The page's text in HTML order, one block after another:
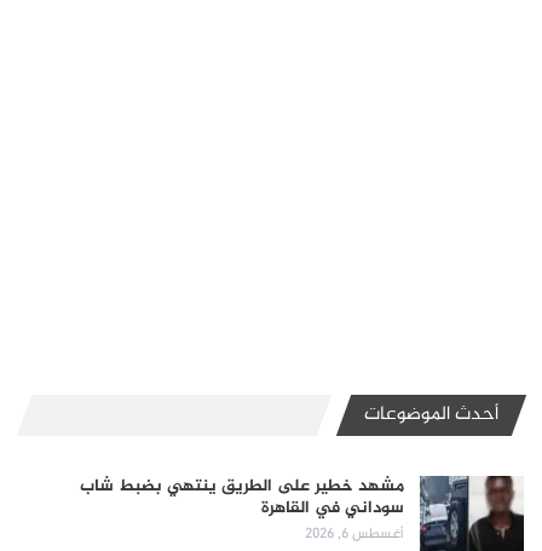
أحدث الموضوعات
مشهد خطير على الطريق ينتهي بضبط شاب
سوداني في القاهرة
أغسطس 6, 2026